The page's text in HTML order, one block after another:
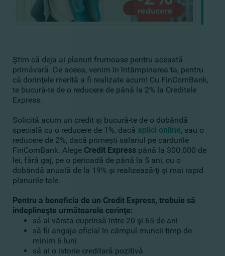
Ştim că deja ai planuri frumoase pentru această
primăvară. De aceea, venim în întâmpinarea ta, pentru
că dorinţele merită a fi realizate acum! Cu FinComBank,
te bucură-te de o reducere de până la 2% la Creditele
Express.
Solicită acum un credit şi bucură-te de o dobândă
specială cu o reducere de 1%, dacă aplici online, sau o
reducere de 2%, dacă primeşti salariul pe cardurile
FinComBank. Alege Credit Express până la 300.000 de
lei, fără gaj, pe o perioadă de până la 5 ani, cu o
dobândă anuală de la 19% şi realizează-ţi şi mai rapid
planurile tale.
Pentru a beneficia de un Credit Express, trebuie să
îndeplineşte următoarele cerinţe:
să ai vârsta cuprinsă între 20 şi 65 de ani
să fii angaja oficial în câmpul muncii timp de
minim 6 luni
să ai o istorie creditară pozitivă